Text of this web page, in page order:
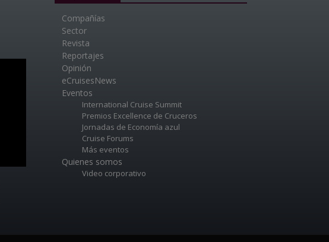
Compañías
Sector
Revista
Reportajes
Opinión
eCruisesNews
Eventos
International Cruise Summit
Premios Excellence de Cruceros
Jornadas de Economía azul
Cruise Forums
Más eventos
Quienes somos
Video corporativo